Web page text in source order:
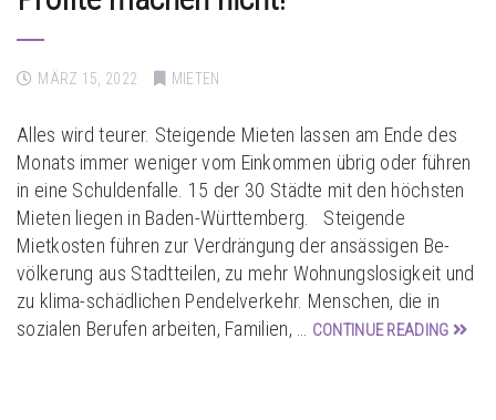
MÄRZ 15, 2022 MIETEN
Alles wird teurer. Steigende Mieten lassen am Ende des
Monats immer weniger vom Einkommen übrig oder führen
in eine Schuldenfalle. 15 der 30 Städte mit den höchsten
Mieten liegen in Baden-Württemberg. Steigende
Mietkosten führen zur Verdrängung der ansässigen Be-
völkerung aus Stadtteilen, zu mehr Wohnungslosigkeit und
zu klima-schädlichen Pendelverkehr. Menschen, die in
sozialen Berufen arbeiten, Familien, …
CONTINUE READING